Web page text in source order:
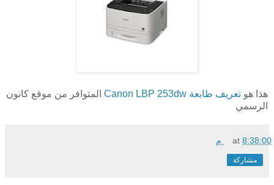
هذا هو تعريف طابعة Canon LBP 253dw
المتوافر من موقع كانون
الرسمي
at8:38:00 م
مشاركة